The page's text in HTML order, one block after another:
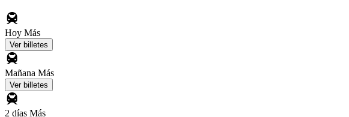
Hoy Más
Ver billetes
Mañana Más
Ver billetes
2 días Más